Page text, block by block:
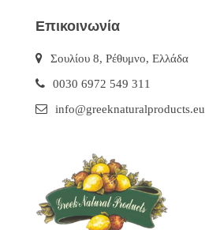
Επικοινωνία
Σουλίου 8, Ρέθυμνο, Ελλάδα
0030 6972 549 311
info@greeknaturalproducts.eu